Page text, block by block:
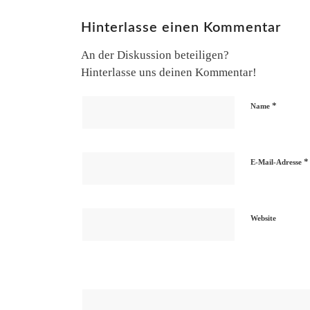
Hinterlasse einen Kommentar
An der Diskussion beteiligen?
Hinterlasse uns deinen Kommentar!
Name*
E-Mail-Adresse*
Website